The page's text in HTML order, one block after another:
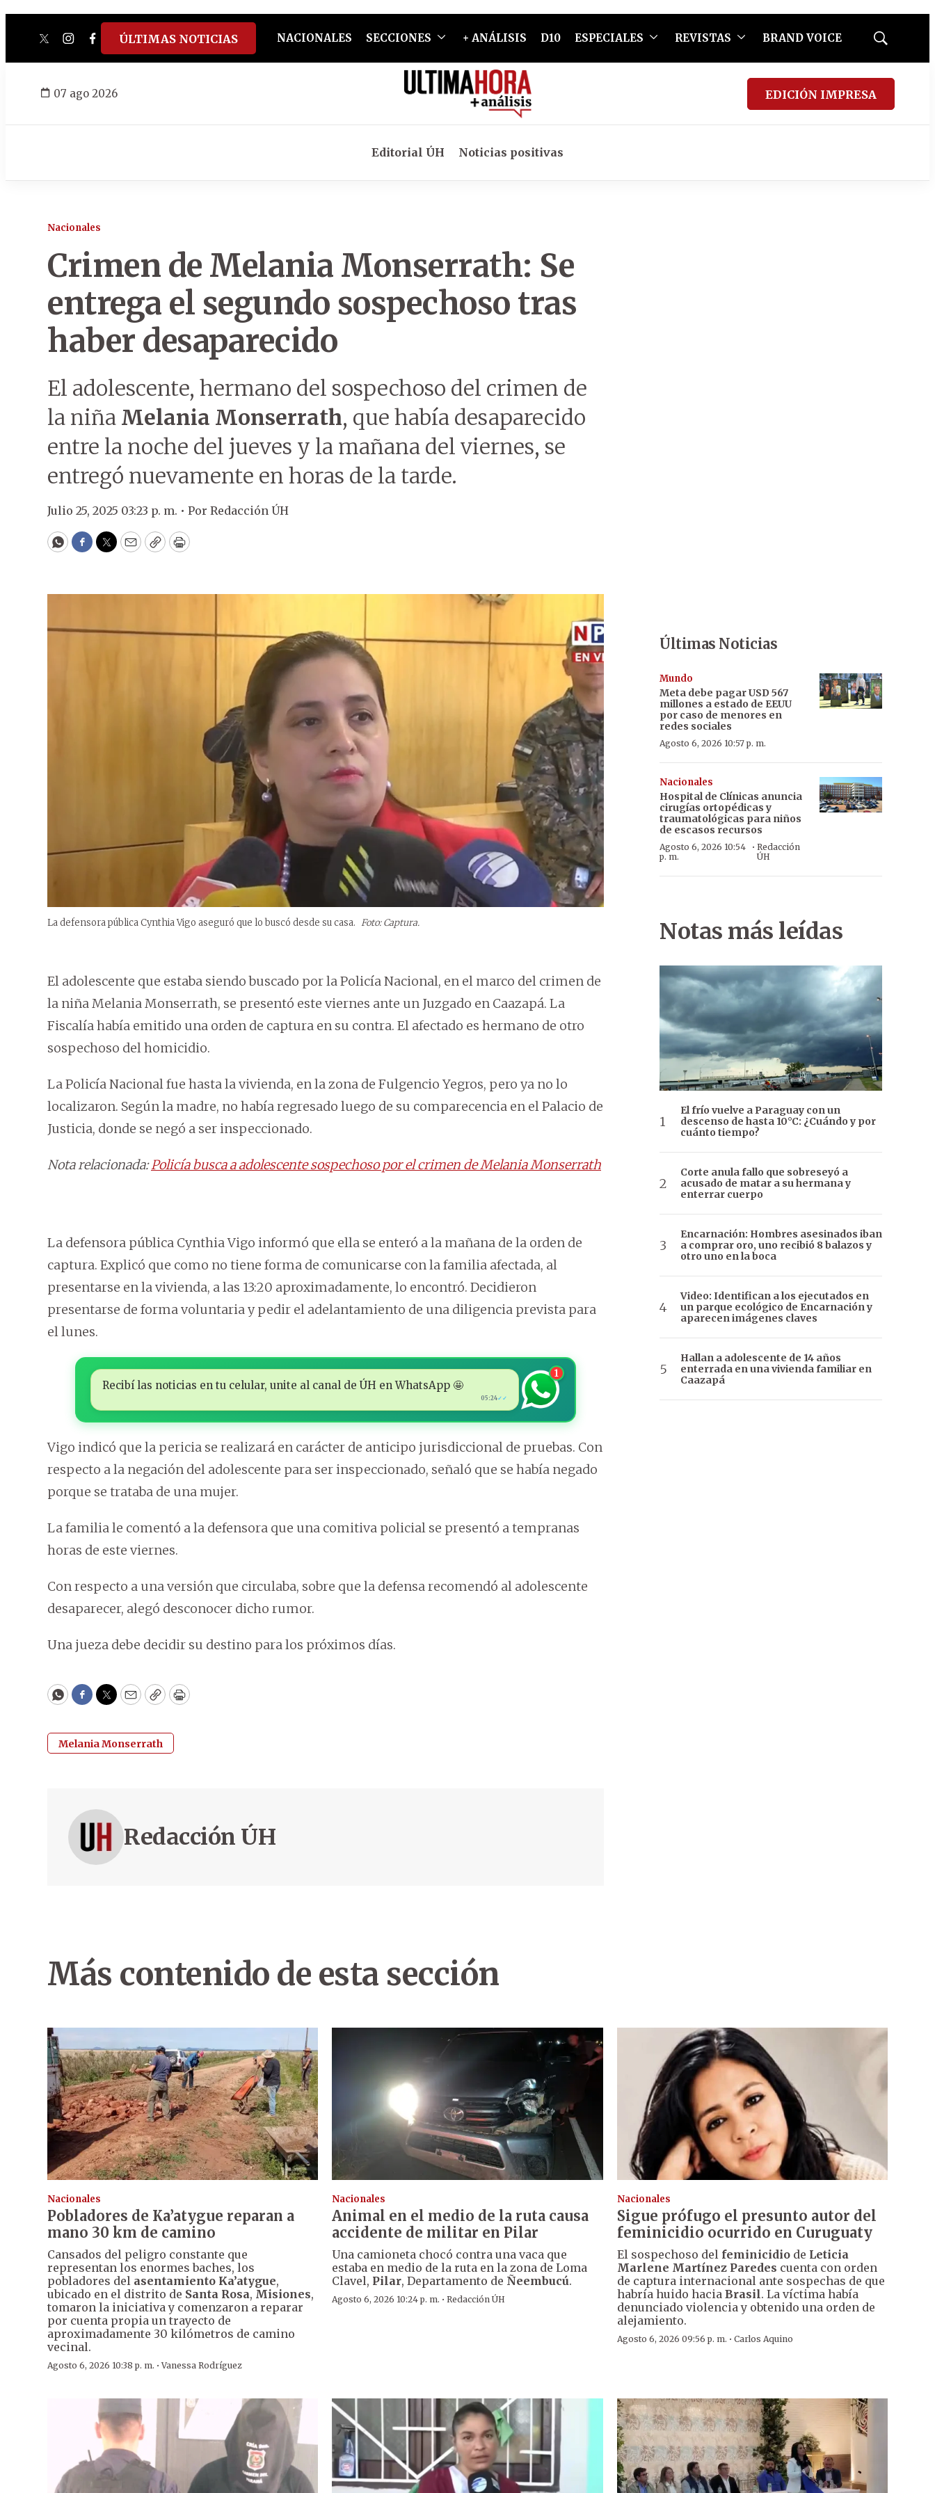
twitterinstagram
facebook
tiktokyoutube
spotify
ÚLTIMAS NOTICIAS NACIONALES SECCIONES + ANÁLISIS D10 ESPECIALES REVISTAS BRAND VOICE
Mostrar
07 ago 2026 EDICIÓN IMPRESA
Editorial ÚH Noticias positivas
Nacionales
Crimen de Melania Monserrath: Se
entrega el segundo sospechoso tras
haber desaparecido
El adolescente, hermano del sospechoso del crimen de
la niña Melania Monserrath, que había desaparecido
entre la noche del jueves y la mañana del viernes, se
entregó nuevamente en horas de la tarde.
Julio 25, 2025 03:23 p. m. • Por Redacción ÚH
WhatsApp
Facebook
Twitter
EmailCopyPrint
La defensora pública Cynthia Vigo aseguró que lo buscó desde su casa. Foto: Captura.
El adolescente que estaba siendo buscado por la Policía Nacional, en el marco del crimen de
la niña Melania Monserrath, se presentó este viernes ante un Juzgado en Caazapá. La
Fiscalía había emitido una orden de captura en su contra. El afectado es hermano de otro
sospechoso del homicidio.
La Policía Nacional fue hasta la vivienda, en la zona de Fulgencio Yegros, pero ya no lo
localizaron. Según la madre, no había regresado luego de su comparecencia en el Palacio de
Justicia, donde se negó a ser inspeccionado.
Nota relacionada:Policía busca a adolescente sospechoso por el crimen de Melania Monserrath
La defensora pública Cynthia Vigo informó que ella se enteró a la mañana de la orden de
captura. Explicó que como no tiene forma de comunicarse con la familia afectada, al
presentarse en la vivienda, a las 13:20 aproximadamente, lo encontró. Decidieron
presentarse de forma voluntaria y pedir el adelantamiento de una diligencia prevista para
el lunes.
Recibí las noticias en tu celular, unite al canal de ÚH en WhatsApp 🤩
05:24✓✓
1
Vigo indicó que la pericia se realizará en carácter de anticipo jurisdiccional de pruebas. Con
respecto a la negación del adolescente para ser inspeccionado, señaló que se había negado
porque se trataba de una mujer.
La familia le comentó a la defensora que una comitiva policial se presentó a tempranas
horas de este viernes.
Con respecto a una versión que circulaba, sobre que la defensa recomendó al adolescente
desaparecer, alegó desconocer dicho rumor.
Una jueza debe decidir su destino para los próximos días.
WhatsApp
Facebook
Twitter
EmailCopyPrint
Melania Monserrath
Redacción ÚH
Últimas Noticias
Mundo
Meta debe pagar USD 567
millones a estado de EEUU
por caso de menores en
redes sociales
Agosto 6, 2026 10:57 p. m.
Nacionales
Hospital de Clínicas anuncia
cirugías ortopédicas y
traumatológicas para niños
de escasos recursos
Agosto 6, 2026 10:54
p. m.
· Redacción
ÚH
Notas más leídas
El frío vuelve a Paraguay con un
descenso de hasta 10°C: ¿Cuándo y por
cuánto tiempo?
Corte anula fallo que sobreseyó a
acusado de matar a su hermana y
enterrar cuerpo
Encarnación: Hombres asesinados iban
a comprar oro, uno recibió 8 balazos y
otro uno en la boca
Video: Identifican a los ejecutados en
un parque ecológico de Encarnación y
aparecen imágenes claves
Hallan a adolescente de 14 años
enterrada en una vivienda familiar en
Caazapá
Más contenido de esta sección
Nacionales
Pobladores de Ka’atygue reparan a
mano 30 km de camino
Cansados del peligro constante que
representan los enormes baches, los
pobladores del asentamiento Ka’atygue,
ubicado en el distrito de Santa Rosa, Misiones,
tomaron la iniciativa y comenzaron a reparar
por cuenta propia un trayecto de
aproximadamente 30 kilómetros de camino
vecinal.
Agosto 6, 2026 10:38 p. m. ·Vanessa Rodríguez
Nacionales
Animal en el medio de la ruta causa
accidente de militar en Pilar
Una camioneta chocó contra una vaca que
estaba en medio de la ruta en la zona de Loma
Clavel, Pilar, Departamento de Ñeembucú.
Agosto 6, 2026 10:24 p. m. ·Redacción ÚH
Nacionales
Sigue prófugo el presunto autor del
feminicidio ocurrido en Curuguaty
El sospechoso del feminicidiode Leticia
Marlene Martínez Paredes cuenta con orden
de captura internacional ante sospechas de que
habría huido hacia Brasil. La víctima había
denunciado violencia y obtenido una orden de
alejamiento.
Agosto 6, 2026 09:56 p. m. · Carlos Aquino